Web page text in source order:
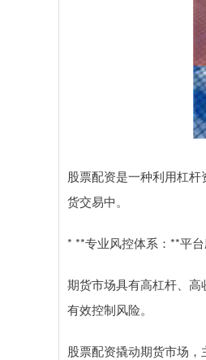
股票配资是一种利用杠
货交易中。
* **专业风控体系：**平
期货市场具有高杠杆、
有效控制风险。
股票配资撬动期货市场，